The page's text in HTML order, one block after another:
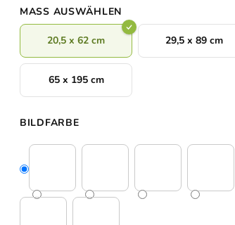
Holzschattierungen
MASS AUSWÄHLEN
20,5 x 62 cm 29,5 x 89 cm
65 x 195 cm
BILDFARBE